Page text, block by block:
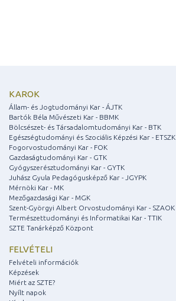
KAROK
Állam- és Jogtudományi Kar - ÁJTK
Bartók Béla Művészeti Kar - BBMK
Bölcsészet- és Társadalomtudományi Kar - BTK
Egészségtudományi és Szociális Képzési Kar - ETSZK
Fogorvostudományi Kar - FOK
Gazdaságtudományi Kar - GTK
Gyógyszerésztudományi Kar - GYTK
Juhász Gyula Pedagógusképző Kar - JGYPK
Mérnöki Kar - MK
Mezőgazdasági Kar - MGK
Szent-Györgyi Albert Orvostudományi Kar - SZAOK
Természettudományi és Informatikai Kar - TTIK
SZTE Tanárképző Központ
FELVÉTELI
Felvételi információk
Képzések
Miért az SZTE?
Nyílt napok